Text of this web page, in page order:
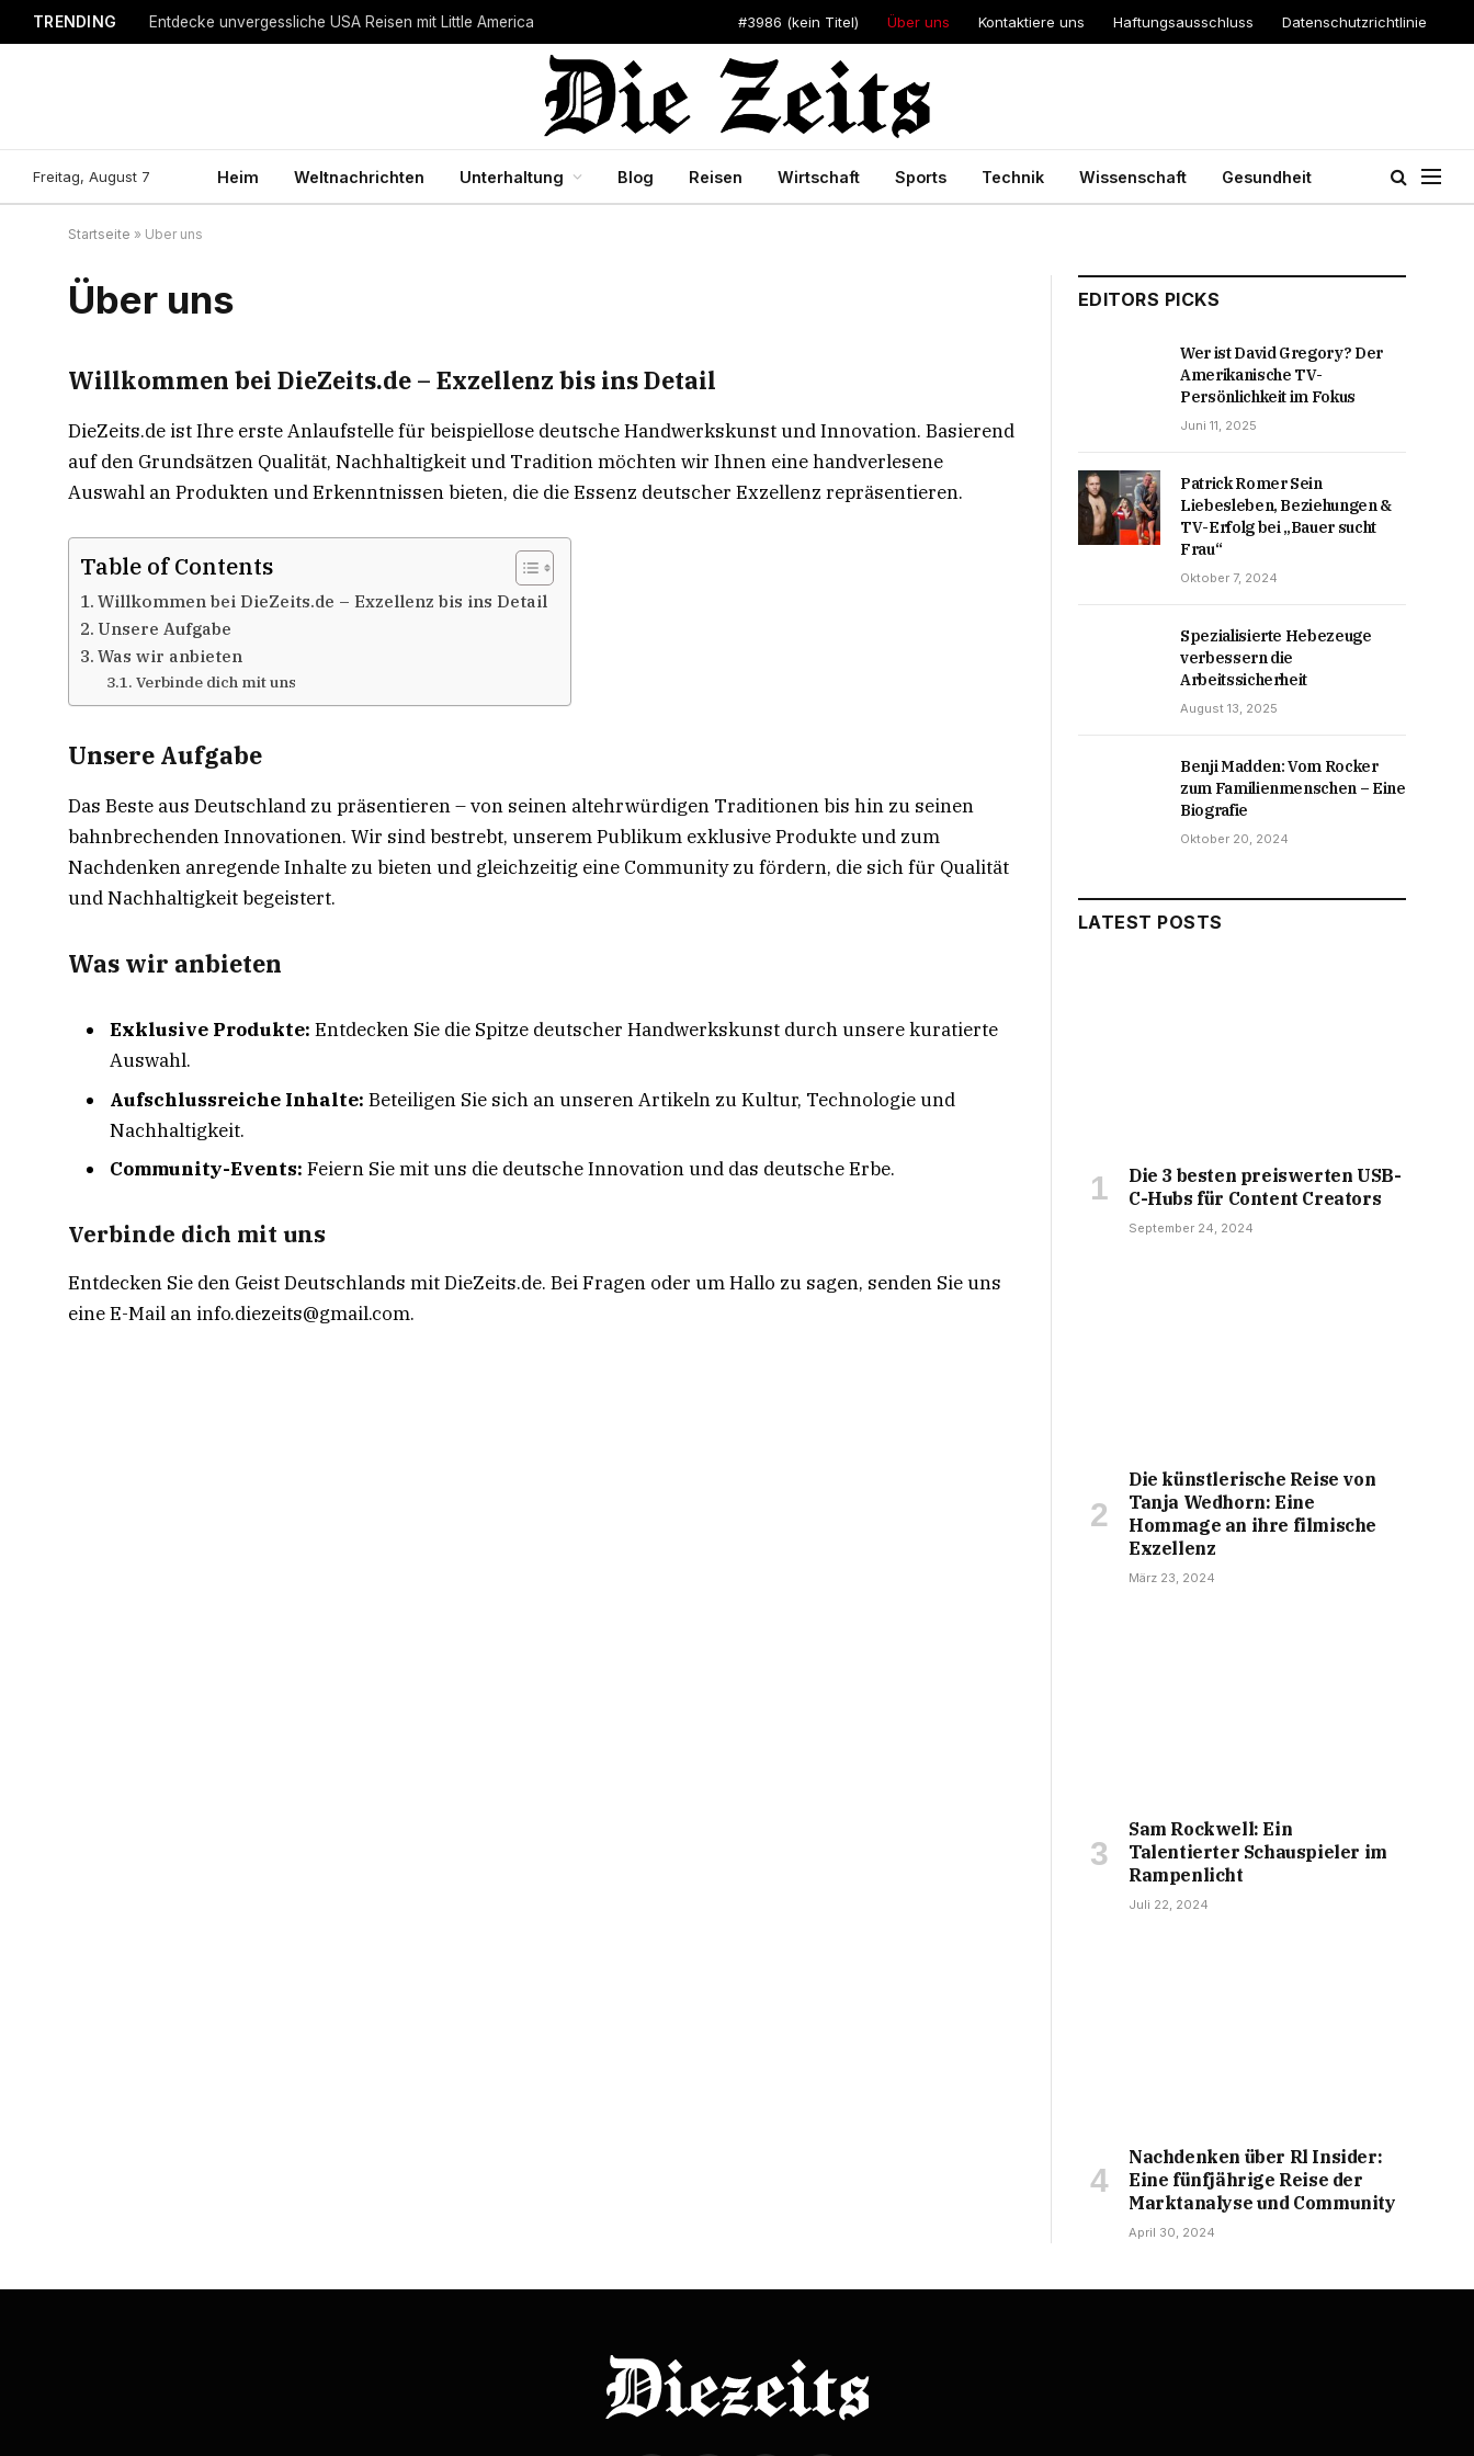
TRENDING Entdecke unvergessliche USA Reisen mit Little America #3986 (kein Titel) Über uns Kontaktiere uns Haftungsausschluss Datenschutzrichtlinie
Freitag, August 7 Heim Weltnachrichten Unterhaltung Blog Reisen Wirtschaft Sports Technik Wissenschaft Gesundheit
Startseite » Über uns
Über uns
Willkommen bei DieZeits.de – Exzellenz bis ins Detail
DieZeits.de ist Ihre erste Anlaufstelle für beispiellose deutsche Handwerkskunst und Innovation. Basierend
auf den Grundsätzen Qualität, Nachhaltigkeit und Tradition möchten wir Ihnen eine handverlesene
Auswahl an Produkten und Erkenntnissen bieten, die die Essenz deutscher Exzellenz repräsentieren.
Table of Contents
Willkommen bei DieZeits.de – Exzellenz bis ins Detail
Unsere Aufgabe
Was wir anbieten
Verbinde dich mit uns
Unsere Aufgabe
Das Beste aus Deutschland zu präsentieren – von seinen altehrwürdigen Traditionen bis hin zu seinen
bahnbrechenden Innovationen. Wir sind bestrebt, unserem Publikum exklusive Produkte und zum
Nachdenken anregende Inhalte zu bieten und gleichzeitig eine Community zu fördern, die sich für Qualität
und Nachhaltigkeit begeistert.
Was wir anbieten
Exklusive Produkte: Entdecken Sie die Spitze deutscher Handwerkskunst durch unsere kuratierte
Auswahl.
Aufschlussreiche Inhalte: Beteiligen Sie sich an unseren Artikeln zu Kultur, Technologie und
Nachhaltigkeit.
Community-Events: Feiern Sie mit uns die deutsche Innovation und das deutsche Erbe.
Verbinde dich mit uns
Entdecken Sie den Geist Deutschlands mit DieZeits.de. Bei Fragen oder um Hallo zu sagen, senden Sie uns
eine E-Mail an info.diezeits@gmail.com.
EDITORS PICKS
Wer ist David Gregory? Der
Amerikanische TV-
Persönlichkeit im Fokus
Juni 11, 2025
Patrick Romer Sein
Liebesleben, Beziehungen &
TV-Erfolg bei „Bauer sucht
Frau“
Oktober 7, 2024
Spezialisierte Hebezeuge
verbessern die
Arbeitssicherheit
August 13, 2025
Benji Madden: Vom Rocker
zum Familienmenschen – Eine
Biografie
Oktober 20, 2024
LATEST POSTS
Die 3 besten preiswerten USB-
C-Hubs für Content Creators
September 24, 2024
Die künstlerische Reise von
Tanja Wedhorn: Eine
Hommage an ihre filmische
Exzellenz
März 23, 2024
Sam Rockwell: Ein
Talentierter Schauspieler im
Rampenlicht
Juli 22, 2024
Nachdenken über Rl Insider:
Eine fünfjährige Reise der
Marktanalyse und Community
April 30, 2024